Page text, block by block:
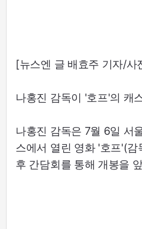
[뉴스엔 글 배효주 기자/사
나홍진 감독이 '호프'의 캐
나홍진 감독은 7월 6일 서
스에서 열린 영화 '호프'(감
후 간담회를 통해 개봉을